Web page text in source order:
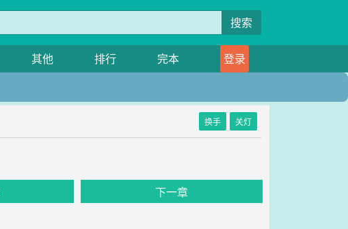
搜索
其他 排行 完本
登录
换手 关灯
下一章